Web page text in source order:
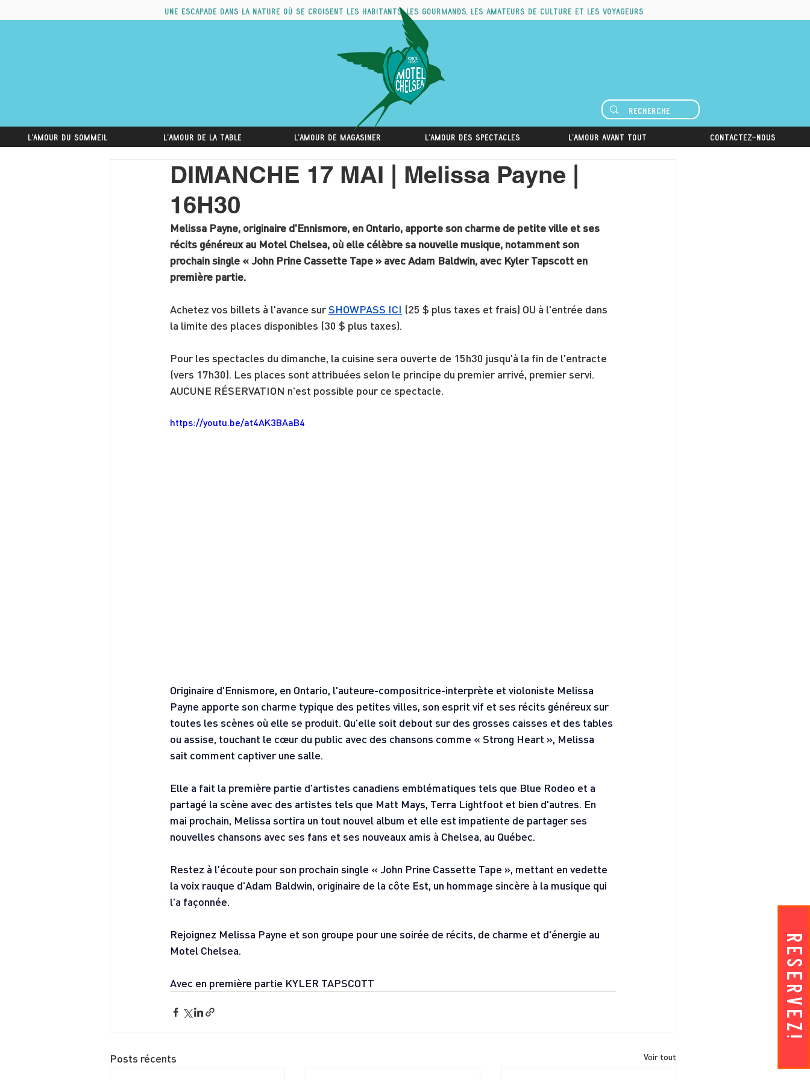
Une escapade dans la nature où se croisent les habitants, les gourmands, les amateurs de culture et les voyageurs
L'amour du sommeil L'amour de la table L'amour de magasiner L'amour des spectacles L'amour avant tout Contactez-nous
RESERVEZ!
DIMANCHE 17 MAI | Melissa Payne |
16H30
Melissa Payne, originaire d'Ennismore, en Ontario, apporte son charme de petite ville et ses
récits généreux au Motel Chelsea, où elle célèbre sa nouvelle musique, notamment son
prochain single « John Prine Cassette Tape » avec Adam Baldwin, avec Kyler Tapscott en
première partie.
Achetez vos billets à l'avance sur SHOWPASS ICI (25 $ plus taxes et frais) OU à l'entrée dans
la limite des places disponibles (30 $ plus taxes).
Pour les spectacles du dimanche, la cuisine sera ouverte de 15h30 jusqu'à la fin de l'entracte
(vers 17h30). Les places sont attribuées selon le principe du premier arrivé, premier servi.
AUCUNE RÉSERVATION n'est possible pour ce spectacle.
https://youtu.be/at4AK3BAaB4
Originaire d'Ennismore, en Ontario, l'auteure-compositrice-interprète et violoniste Melissa
Payne apporte son charme typique des petites villes, son esprit vif et ses récits généreux sur
toutes les scènes où elle se produit. Qu'elle soit debout sur des grosses caisses et des tables
ou assise, touchant le cœur du public avec des chansons comme « Strong Heart », Melissa
sait comment captiver une salle.
Elle a fait la première partie d'artistes canadiens emblématiques tels que Blue Rodeo et a
partagé la scène avec des artistes tels que Matt Mays, Terra Lightfoot et bien d'autres. En
mai prochain, Melissa sortira un tout nouvel album et elle est impatiente de partager ses
nouvelles chansons avec ses fans et ses nouveaux amis à Chelsea, au Québec.
Restez à l'écoute pour son prochain single « John Prine Cassette Tape », mettant en vedette
la voix rauque d'Adam Baldwin, originaire de la côte Est, un hommage sincère à la musique qui
l'a façonnée.
Rejoignez Melissa Payne et son groupe pour une soirée de récits, de charme et d'énergie au
Motel Chelsea.
Avec en première partie KYLER TAPSCOTT
Posts récents Voir tout